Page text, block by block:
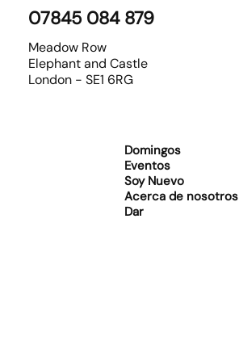
07845 084 879
Meadow Row
Elephant and Castle
London - SE1 6RG
Domingos
Eventos
Soy Nuevo
Acerca de nosotros
Dar